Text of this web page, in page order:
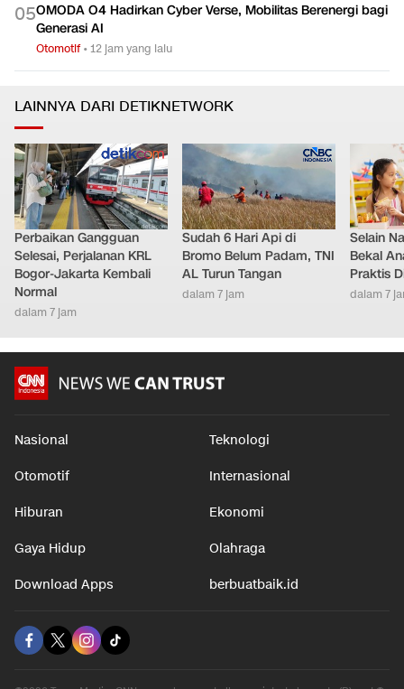
05OMODA O4 Hadirkan Cyber Verse, Mobilitas Berenergi bagi
Generasi AI
Otomotif•12 jam yang lalu
LAINNYA DARI DETIKNETWORK
Perbaikan Gangguan
Selesai, Perjalanan KRL
Bogor-Jakarta Kembali
Normal
dalam 7 jam
Sudah 6 Hari Api di
Bromo Belum Padam, TNI
AL Turun Tangan
dalam 7 jam
Selain
Bekal
Praktis
dalam 7
Nasional Teknologi
Otomotif Internasional
Hiburan Ekonomi
Gaya Hidup Olahraga
Download Apps berbuatbaik.id